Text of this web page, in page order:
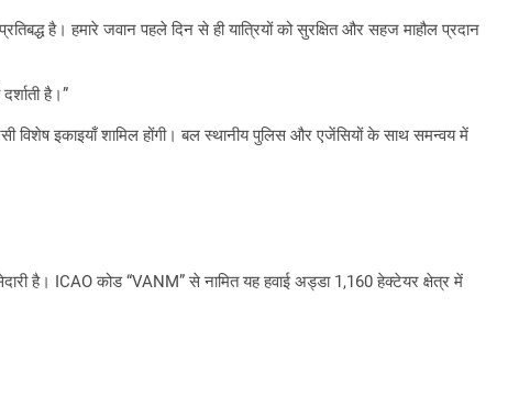
है। हमारे जवान पहले दिन से ही यात्रियों को सुरक्षित और सहज माहौल प्रदान
है।”
विशेष इकाइयाँ शामिल होंगी। बल स्थानीय पुलिस और एजेंसियों के साथ समन्वय में
है। ICAO कोड “VANM” से नामित यह हवाई अड्डा 1,160 हेक्टेयर क्षेत्र में